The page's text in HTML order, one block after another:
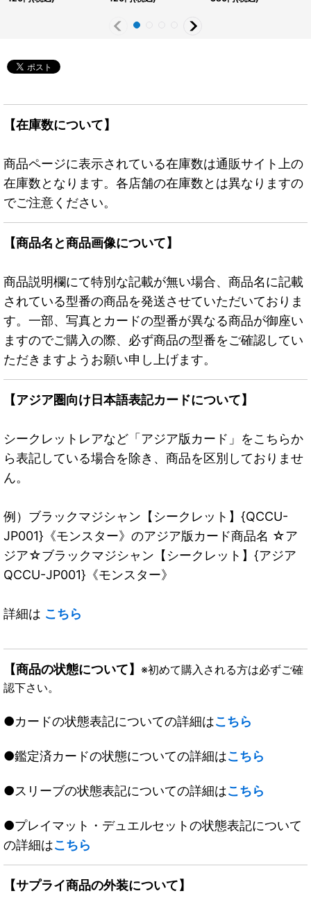
【在庫数について】
商品ページに表示されている在庫数は通販サイト上の
在庫数となります。各店舗の在庫数とは異なりますの
でご注意ください。
【商品名と商品画像について】
商品説明欄にて特別な記載が無い場合、商品名に記載
されている型番の商品を発送させていただいておりま
す。一部、写真とカードの型番が異なる商品が御座い
ますのでご購入の際、必ず商品の型番をご確認してい
ただきますようお願い申し上げます。
【アジア圏向け日本語表記カードについて】
シークレットレアなど「アジア版カード」をこちらか
ら表記している場合を除き、商品を区別しておりませ
ん。
例）ブラックマジシャン【シークレット】{QCCU-
JP001}《モンスター》のアジア版カード商品名 ☆ア
ジア☆ブラックマジシャン【シークレット】{アジア
QCCU-JP001}《モンスター》
詳細は こちら
【商品の状態について】 ※初めて購入される方は必ずご確
認下さい。
●カードの状態表記についての詳細はこちら
●鑑定済カードの状態についての詳細はこちら
●スリーブの状態表記についての詳細はこちら
●プレイマット・デュエルセットの状態表記について
の詳細はこちら
【サプライ商品の外装について】